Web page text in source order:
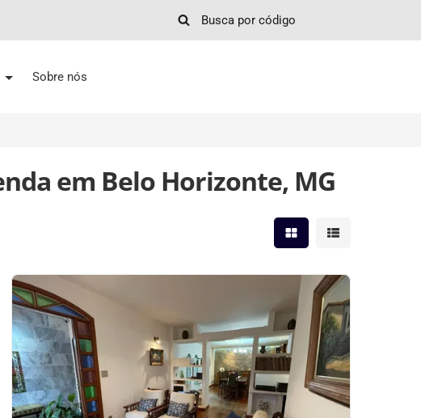
Sobre nós
em Belo Horizonte, MG
Mostrar resultados em
Mostrar